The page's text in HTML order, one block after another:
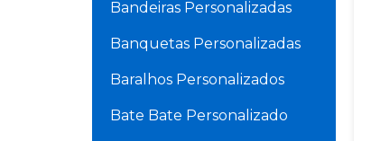
Bandeiras Personalizadas
Banquetas Personalizadas
Baralhos Personalizados
Bate Bate Personalizado